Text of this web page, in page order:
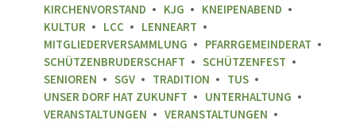
KIRCHENVORSTAND
KJG
KNEIPENABEND
KULTUR
LCC
LENNEART
MITGLIEDERVERSAMMLUNG
PFARRGEMEINDERAT
SCHÜTZENBRUDERSCHAFT
SCHÜTZENFEST
SENIOREN
SGV TRADITION
TUS
UNSER DORF HAT ZUKUNFT
UNTERHALTUNG
VERANSTALTUNGEN
VERANSTALTUNGEN